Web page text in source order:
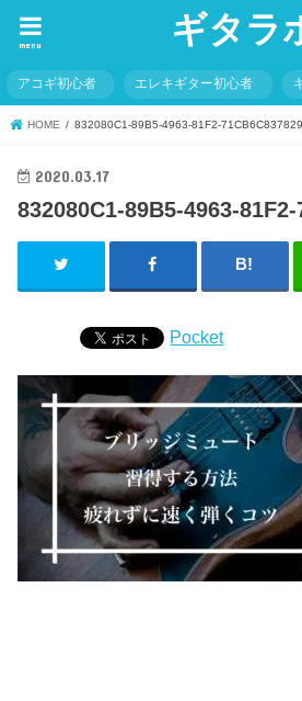
ギタラ
menu
アコギ初心者 エレキギター初心者
HOME 832080C1-89B5-4963-81F2-71CB6C837829
2020.03.17
832080C1-89B5-4963-
Pocket